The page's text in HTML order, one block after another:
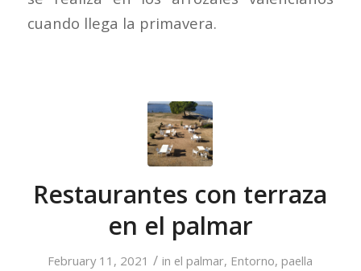
cuando llega la primavera.
Restaurantes con terraza
en el palmar
February 11, 2021 / in el palmar, Entorno,paella